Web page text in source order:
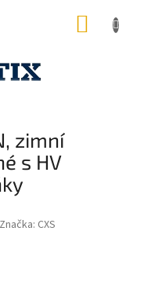
zimní
s HV
Značka: CXS